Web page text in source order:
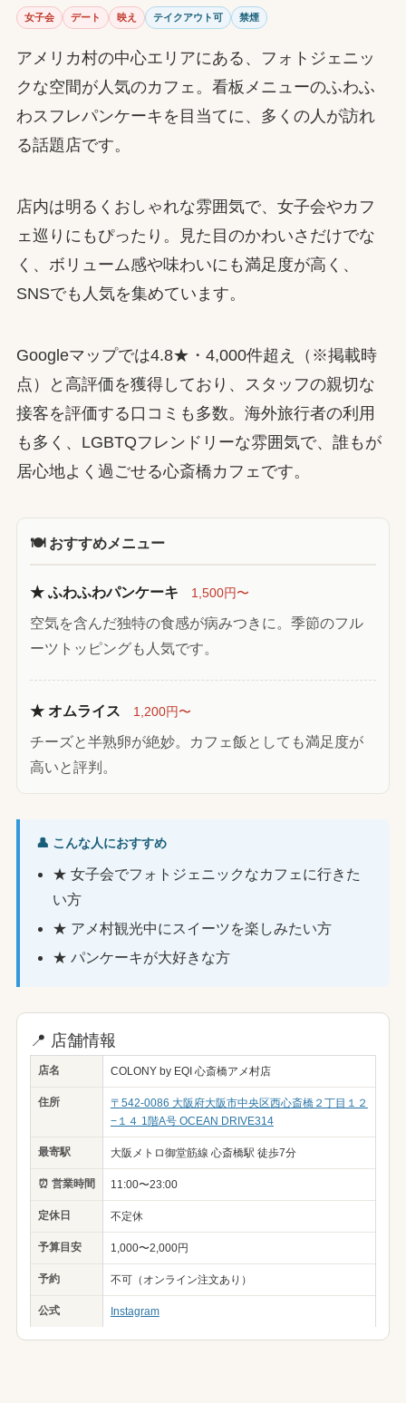
女子会 デート 映え テイクアウト可 禁煙
アメリカ村の中心エリアにある、フォトジェニッ
クな空間が人気のカフェ。看板メニューのふわふ
わスフレパンケーキを目当てに、多くの人が訪れ
る話題店です。
店内は明るくおしゃれな雰囲気で、女子会やカフ
ェ巡りにもぴったり。見た目のかわいさだけでな
く、ボリューム感や味わいにも満足度が高く、
SNSでも人気を集めています。
Googleマップでは4.8★・4,000件超え（※掲載時
点）と高評価を獲得しており、スタッフの親切な
接客を評価する口コミも多数。海外旅行者の利用
も多く、LGBTQフレンドリーな雰囲気で、誰もが
居心地よく過ごせる心斎橋カフェです。
🍽 おすすめメニュー
★ ふわふわパンケーキ 1,500円〜
空気を含んだ独特の食感が病みつきに。季節のフル
ーツトッピングも人気です。
★ オムライス 1,200円〜
チーズと半熟卵が絶妙。カフェ飯としても満足度が
高いと評判。
👤 こんな人におすすめ
★ 女子会でフォトジェニックなカフェに行きた
い方
★ アメ村観光中にスイーツを楽しみたい方
★ パンケーキが大好きな方
📍 店舗情報
店名 COLONY by EQI 心斎橋アメ村店
住所
〒542-0086 大阪府大阪市中央区西心斎橋２丁目１２
−１４ 1階A号 OCEAN DRIVE314
最寄駅 大阪メトロ御堂筋線 心斎橋駅 徒歩7分
⏰ 営業時間 11:00〜23:00
定休日 不定休
予算目安 1,000〜2,000円
予約 不可（オンライン注文あり）
公式 Instagram